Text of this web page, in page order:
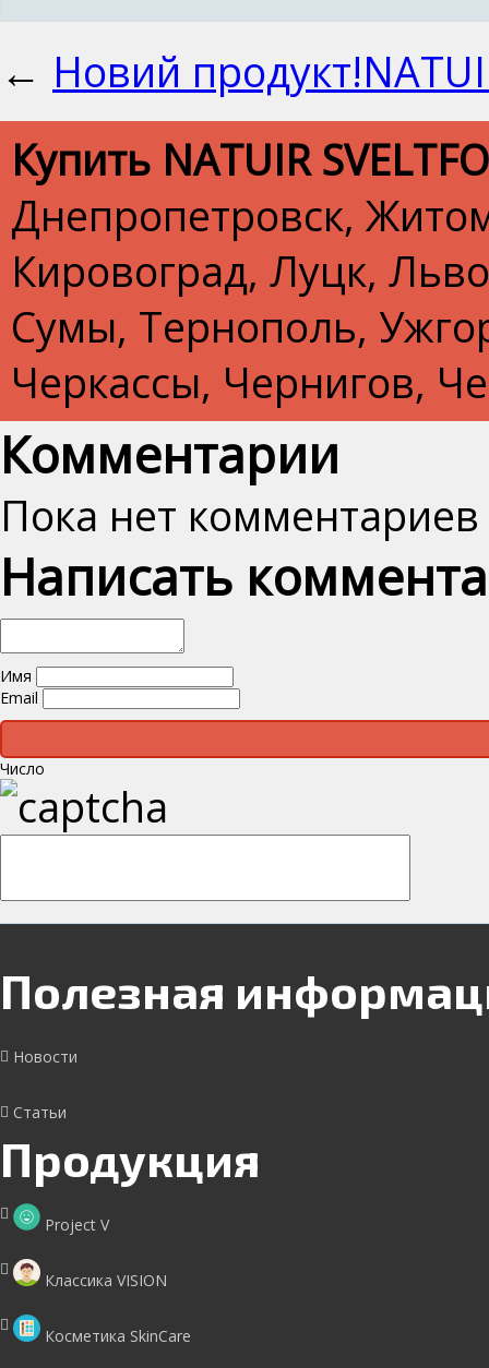
← Новий
Купить NATUIR
Днепропетровск,
Кировоград, Луцк,
Сумы, Тернополь,
Черкассы, Чернигов,
Комментарии
Пока нет комментариев
Написать
Имя
Email
Число
Полезная
Новости
Статьи
Продукция
Project V
Классика VISION
Косметика SkinCare